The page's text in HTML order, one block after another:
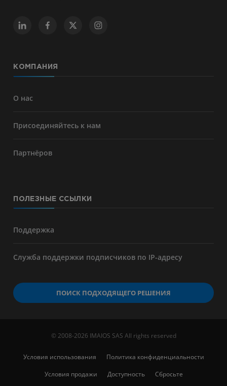
КОМПАНИЯ
О нас
Присоединяйтесь к нам
Партнёров
ПОЛЕЗНЫЕ ССЫЛКИ
Поддержка
Служба поддержки подписчиков по IP-адресу
ПОИСК ПОДХОДЯЩЕГО РЕШЕНИЯ
© 2008-2026 IMAIOS SAS All rights reserved
Условия использования
Политика конфиденциальности
Условия продажи
Доступность Сбросьте